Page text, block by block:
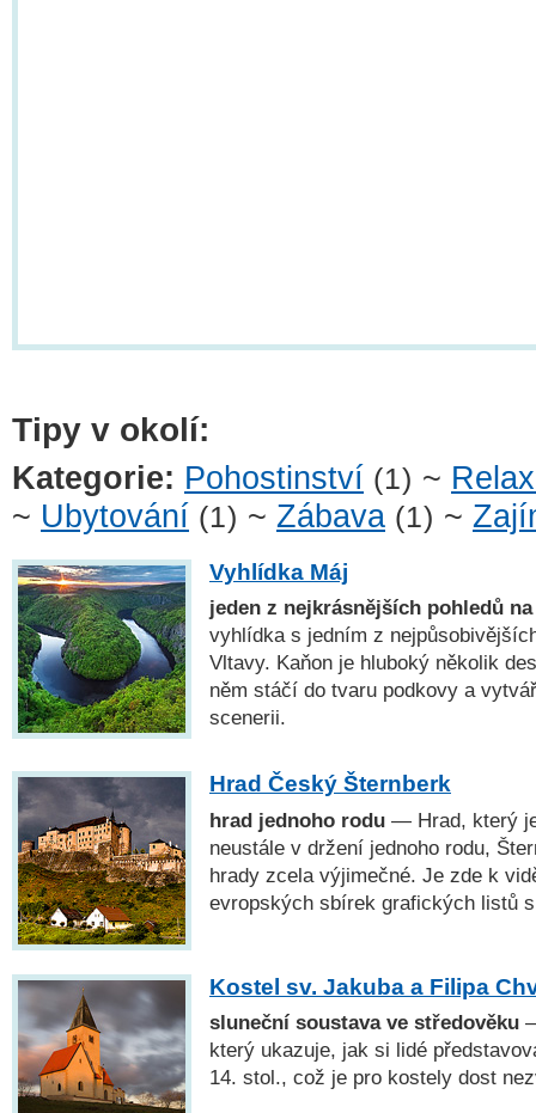
Tipy v okolí:
Kategorie: Pohostinství (1) ~
~ Ubytování (1) ~ Zábava (1) ~
Vyhlídka Máj
jeden z nejkrásnějších pohledů
vyhlídka s jedním z
Vltavy. Kaňon je hluboký několik
něm stáčí do tvaru podkovy a
scenerii.
Hrad Český Šternberk
hrad jednoho rodu — Hrad, který
neustále v držení jednoho rodu,
hrady zcela výjimečné. Je zde k
evropských sbírek grafických listů
Kostel sv. Jakuba a Filipa
sluneční soustava ve středověku
který ukazuje, jak si lidé
14. stol., což je pro kostely dost